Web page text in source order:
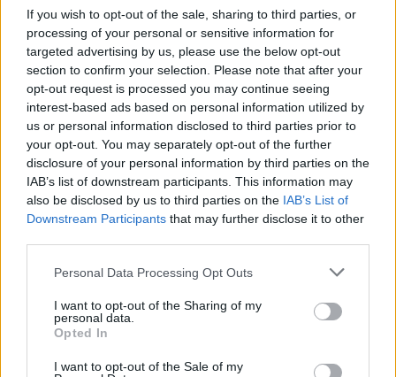
If you wish to opt-out of the sale, sharing to third parties, or
processing of your personal or sensitive information for
targeted advertising by us, please use the below opt-out
section to confirm your selection. Please note that after your
opt-out request is processed you may continue seeing
interest-based ads based on personal information utilized by
us or personal information disclosed to third parties prior to
your opt-out. You may separately opt-out of the further
disclosure of your personal information by third parties on the
IAB’s list of downstream participants. This information may
also be disclosed by us to third parties on the IAB’s List of
Downstream Participants that may further disclose it to other
Personal Data Processing Opt Outs
I want to opt-out of the Sharing of my
personal data.
Opted In
I want to opt-out of the Sale of my
MandaIorian
Fortgeschrittener
Klar der steht ganz im Nordwesten am Rand der Karte.....
musste einen kleinen Berg hochgehn..... dann steht er vor
Dir.
27 Juli 2022
Wüstenblume
Laufenlerner
Also, zu allen Mitgliedern der Familie Jullov empfiehlt sich,
zu deren Aufenthaltsort hat, die jeweilige Map wo das
Mitglied der Familie Jullov zu finden ist ''gründlichst''
abzusuchen.